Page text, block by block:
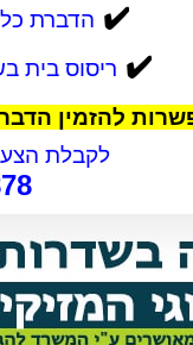
✔️ הדברת כל
✔️ ריסוס בית
להזמין
לקבלת
ובהלה פניתי להדברה
שירות מהיר, מקצועי